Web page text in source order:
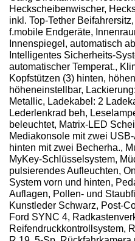
Heckscheibenwischer,
inkl. Top-Tether
f.mobile Endgeräte,
Innenspiegel, automatisch
Intelligentes Sicherheits-
automatischer Temperat.,
Kopfstützen (3) hinten,
höheneinstellbar,
Metallic, Ladekabel: 2
Lederlenkrad beh,
beleuchtet, Matrix-LED
Mediakonsole mit zwei
hinten mit zwei Becherha.,
MyKey-Schlüsselsystem,
pulsierendes Aufleuchten,
System vorn und hinten,
Auflagen, Pollen- und
Kunstleder Schwarz, Post-
Ford SYNC 4,
Reifendruckkontrollsystem,